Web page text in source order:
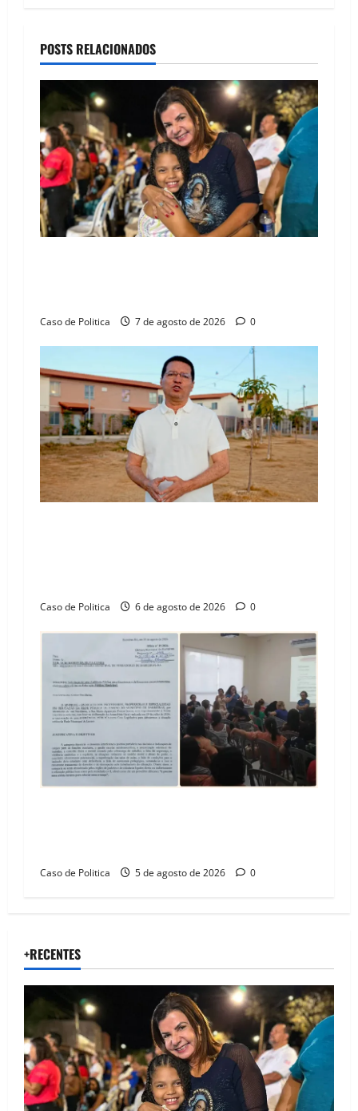
a
v
i
g
a
t
i
n
POSTS RELACIONADOS
Caso de Politica 7 de agosto de 2026 0
Caso de Politica 6 de agosto de 2026 0
Caso de Politica 5 de agosto de 2026 0
+RECENTES